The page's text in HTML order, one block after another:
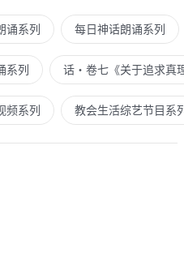
诵系列 每日神话朗诵系列
系列 话・卷七《关于追求真
频系列 教会生活综艺节目系